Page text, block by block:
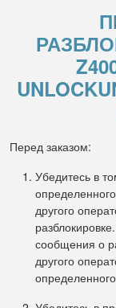
Перед заказом:
Убедитесь в
другого
сообщения о
другого